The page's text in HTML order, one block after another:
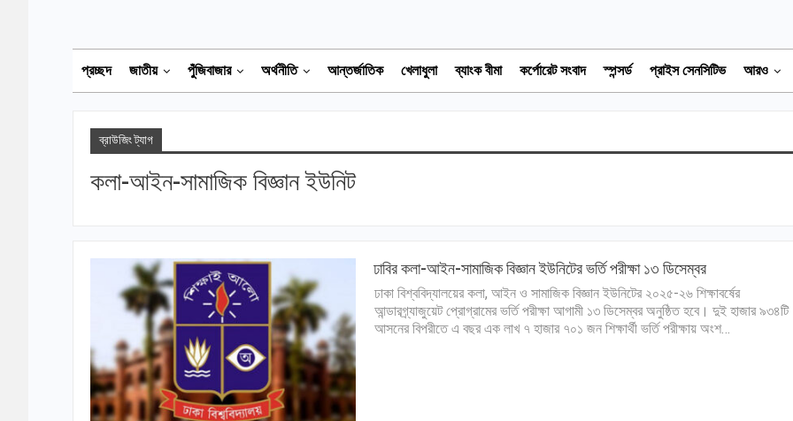
প্রচ্ছদ জাতীয় পুঁজিবাজার অর্থনীতি আন্তর্জাতিক খেলাধুলা ব্যাংক বীমা কর্পোরেট সংবাদ স্পন্সর্ড প্রাইস সেনসিটিভ আরও
ব্রাউজিং ট্যাগ
কলা-আইন-সামাজিক বিজ্ঞান ইউনিট
ঢাবির কলা-আইন-সামাজিক বিজ্ঞান ইউনিটের ভর্তি পরীক্ষা ১৩ ডিসেম্বর
ঢাকা বিশ্ববিদ্যালয়ের কলা, আইন ও সামাজিক বিজ্ঞান ইউনিটের ২০২৫-২৬ শিক্ষাবর্ষের
আন্ডারগ্র্যাজুয়েট প্রোগ্রামের ভর্তি পরীক্ষা আগামী ১৩ ডিসেম্বর অনুষ্ঠিত হবে। দুই হাজার ৯৩৪টি
আসনের বিপরীতে এ বছর এক লাখ ৭ হাজার ৭০১ জন শিক্ষার্থী ভর্তি পরীক্ষায় অংশ…